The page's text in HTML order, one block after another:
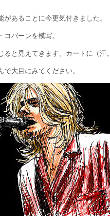
があることに今更気付きました。
バーンを模写。
ると見えてきます、カートに（汗。
で大目にみてください。